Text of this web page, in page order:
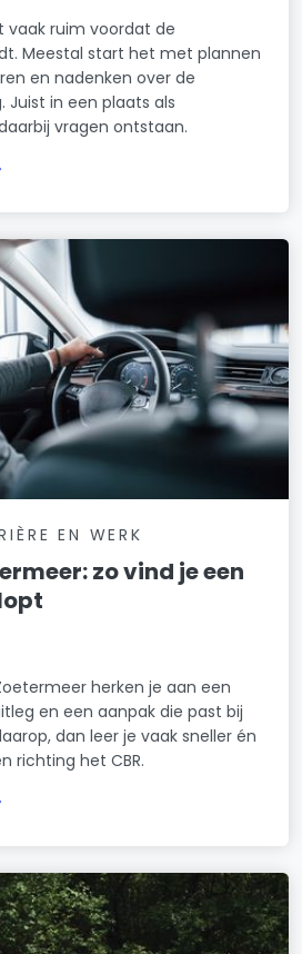
vaak ruim voordat de
Meestal start het met plannen
en nadenken over de
Juist in een plaats als
vragen ontstaan.
EN WERK
zo vind je een
herken je aan een
en een aanpak die past bij
dan leer je vaak sneller én
richting het CBR.